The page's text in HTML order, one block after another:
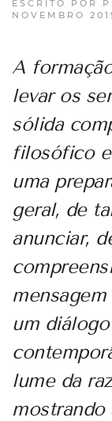
ESCRITO POR
NOVEMBRO
A
levar os
sólida
filosófico
uma
geral, de
anunciar,
um
lume da
mostrando